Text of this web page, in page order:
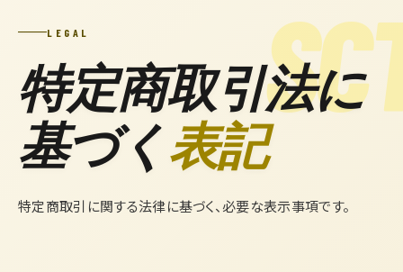
LEGAL
特定商取引法に
基づく表記
特定商取引に関する法律に基づく、必要な表示事項です。